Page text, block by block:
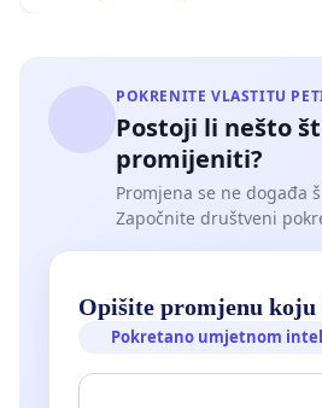
POKRENITE VLASTITU
Postoji li nešto
promijeniti?
Promjena se ne događa
Započnite društveni
Opišite promjenu
Pokretano umjetnom